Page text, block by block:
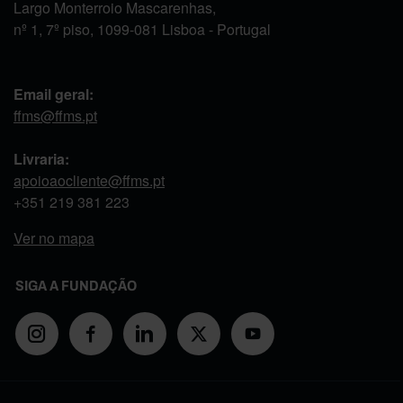
Largo Monterroio Mascarenhas,
nº 1, 7º piso, 1099-081 Lisboa - Portugal
Email geral:
ffms@ffms.pt
Livraria:
apoioaocliente@ffms.pt
+351 219 381 223
Ver no mapa
SIGA A FUNDAÇÃO